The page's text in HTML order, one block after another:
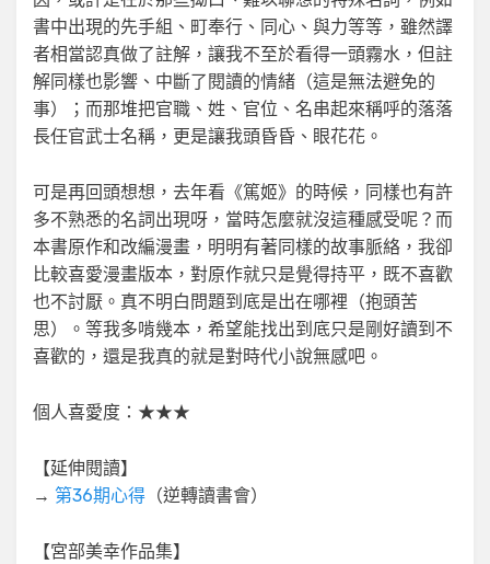
書中出現的先手組、町奉行、同心、與力等等，雖然譯
者相當認真做了註解，讓我不至於看得一頭霧水，但註
解同樣也影響、中斷了閱讀的情緒（這是無法避免的
事）；而那堆把官職、姓、官位、名串起來稱呼的落落
長任官武士名稱，更是讓我頭昏昏、眼花花。
可是再回頭想想，去年看《篤姬》的時候，同樣也有許
多不熟悉的名詞出現呀，當時怎麼就沒這種感受呢？而
本書原作和改編漫畫，明明有著同樣的故事脈絡，我卻
比較喜愛漫畫版本，對原作就只是覺得持平，既不喜歡
也不討厭。真不明白問題到底是出在哪裡（抱頭苦
思）。等我多啃幾本，希望能找出到底只是剛好讀到不
喜歡的，還是我真的就是對時代小說無感吧。
個人喜愛度：★★★
【延伸閱讀】
→ 第36期心得 （逆轉讀書會）
【宮部美幸作品集】